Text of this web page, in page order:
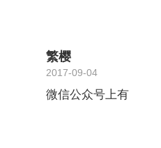
繁樱
2017-09-04
微信公众号上有